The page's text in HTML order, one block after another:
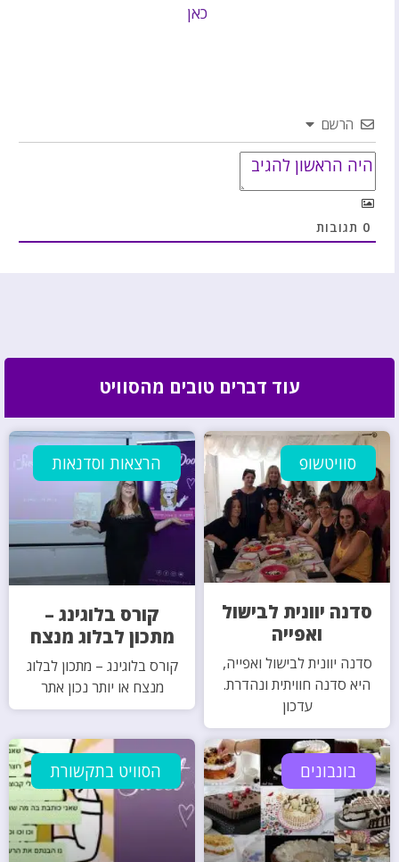
כאן
הרשם
0 תגובות
עוד דברים טובים מהסוויט
סוויטשופ
סדנה יוונית לבישול
ואפייה
סדנה יוונית לבישול ואפייה,
היא סדנה חוויתית ונהדרת.
עדכון
הרצאות וסדנאות
קורס בלוגינג –
מתכון לבלוג מנצח
קורס בלוגינג – מתכון לבלוג
מנצח או יותר נכון אתר
בונבונים הסוויט בתקשורת